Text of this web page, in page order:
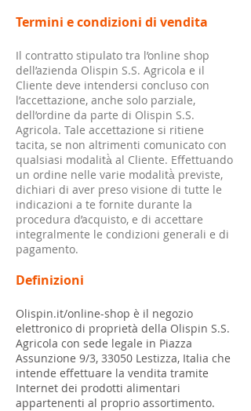
Termini e condizioni di vendita
Il contratto stipulato tra l’online shop
dell’azienda Olispin S.S. Agricola e il
Cliente deve intendersi concluso con
l’accettazione, anche solo parziale,
dell’ordine da parte di Olispin S.S.
Agricola. Tale accettazione si ritiene
tacita, se non altrimenti comunicato con
qualsiasi modalità̀ al Cliente. Effettuando
un ordine nelle varie modalità̀ previste,
dichiari di aver preso visione di tutte le
indicazioni a te fornite durante la
procedura d’acquisto, e di accettare
integralmente le condizioni generali e di
pagamento.
Definizioni
Olispin.it/online-shop è il negozio
elettronico di proprietà della Olispin S.S.
Agricola con sede legale in Piazza
Assunzione 9/3, 33050 Lestizza, Italia che
intende effettuare la vendita tramite
Internet dei prodotti alimentari
appartenenti al proprio assortimento.